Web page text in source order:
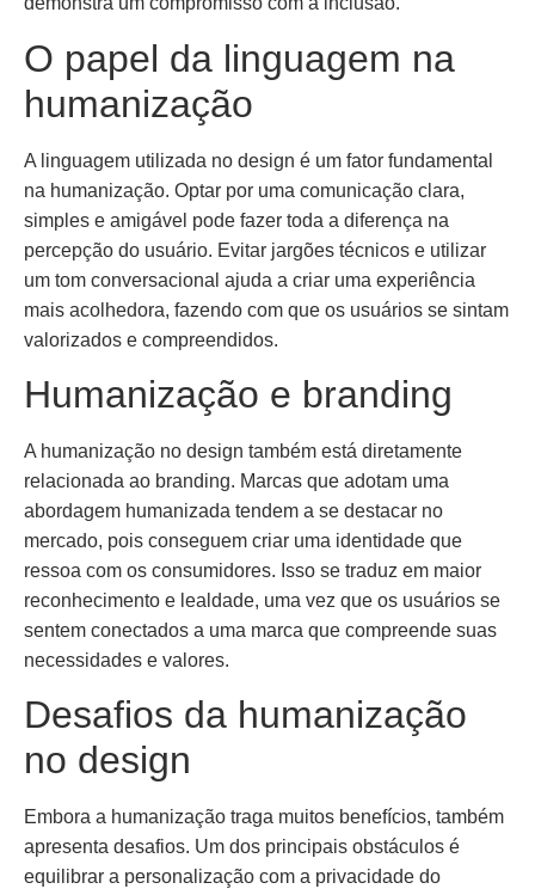
O papel da linguagem na
humanização
A linguagem utilizada no design é um fator fundamental
na humanização. Optar por uma comunicação clara,
simples e amigável pode fazer toda a diferença na
percepção do usuário. Evitar jargões técnicos e utilizar
um tom conversacional ajuda a criar uma experiência
mais acolhedora, fazendo com que os usuários se sintam
valorizados e compreendidos.
Humanização e branding
A humanização no design também está diretamente
relacionada ao branding. Marcas que adotam uma
abordagem humanizada tendem a se destacar no
mercado, pois conseguem criar uma identidade que
ressoa com os consumidores. Isso se traduz em maior
reconhecimento e lealdade, uma vez que os usuários se
sentem conectados a uma marca que compreende suas
necessidades e valores.
Desafios da humanização
no design
Embora a humanização traga muitos benefícios, também
apresenta desafios. Um dos principais obstáculos é
equilibrar a personalização com a privacidade do